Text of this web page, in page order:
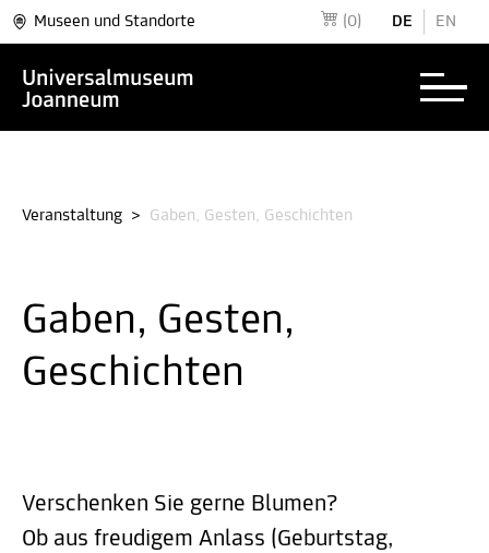
Museen und Standorte (0) DE EN
Veranstaltung > Gaben, Gesten, Geschichten
Gaben, Gesten,
Geschichten
Verschenken Sie gerne Blumen?
Ob aus freudigem Anlass (Geburtstag,